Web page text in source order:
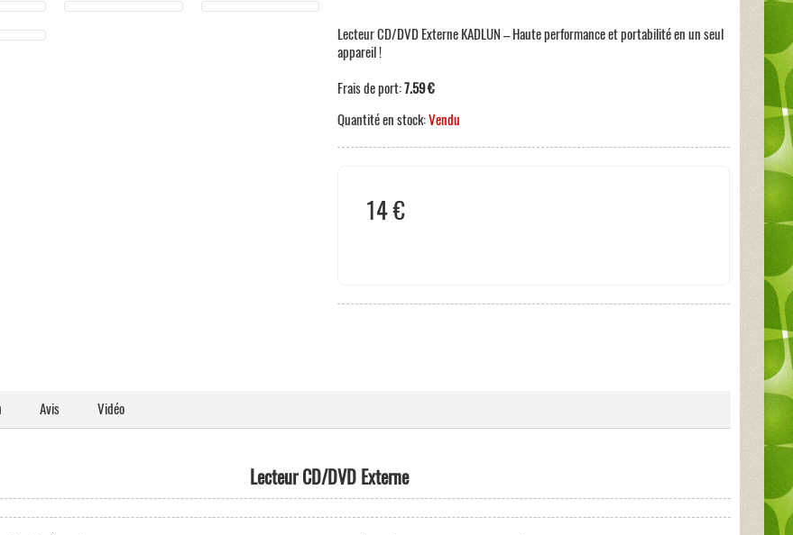
Lecteur CD/DVD Externe KADLUN – Haute performance et portabilité en un seul
appareil !
Frais de port:7.59 €
Quantité en stock:Vendu
14 €
Avis Vidéo
Lecteur CD/DVD Externe